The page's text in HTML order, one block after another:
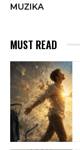
MUZIKA
MUST READ